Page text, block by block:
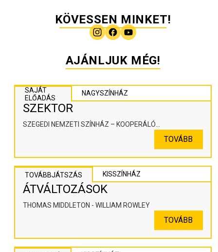
KÖVESSEN MINKET!
AJÁNLJUK MÉG!
SAJÁT
ELŐADÁS
NAGYSZÍNHÁZ
SZEKTOR
SZEGEDI NEMZETI SZÍNHÁZ – KOOPERÁLÓ
TOVÁBB
TOVÁBBJÁTSZÁS KISSZÍNHÁZ
ÁTVÁLTOZÁSOK
THOMAS MIDDLETON - WILLIAM ROWLEY
TOVÁBB